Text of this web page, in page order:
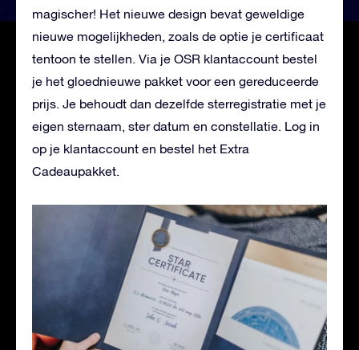
magischer! Het nieuwe design bevat geweldige
nieuwe mogelijkheden, zoals de optie je certificaat
tentoon te stellen. Via je OSR klantaccount bestel
je het gloednieuwe pakket voor een gereduceerde
prijs. Je behoudt dan dezelfde sterregistratie met je
eigen sternaam, ster datum en constellatie. Log in
op je klantaccount en bestel het Extra
Cadeaupakket.